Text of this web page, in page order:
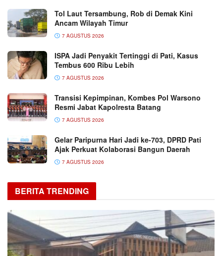
Tol Laut Tersambung, Rob di Demak Kini
Ancam Wilayah Timur
7 AGUSTUS 2026
ISPA Jadi Penyakit Tertinggi di Pati, Kasus
Tembus 600 Ribu Lebih
7 AGUSTUS 2026
Transisi Kepimpinan, Kombes Pol Warsono
Resmi Jabat Kapolresta Batang
7 AGUSTUS 2026
Gelar Paripurna Hari Jadi ke-703, DPRD Pati
Ajak Perkuat Kolaborasi Bangun Daerah
7 AGUSTUS 2026
BERITA TRENDING